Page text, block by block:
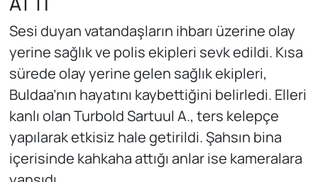
Sesi duyan vatandaşların ihbarı üzerine olay
yerine sağlık ve polis ekipleri sevk edildi. Kısa
sürede olay yerine gelen sağlık ekipleri,
Buldaa’nın hayatını kaybettiğini belirledi. Elleri
kanlı olan Turbold Sartuul A., ters kelepçe
yapılarak etkisiz hale getirildi. Şahsın bina
içerisinde kahkaha attığı anlar ise kameralara